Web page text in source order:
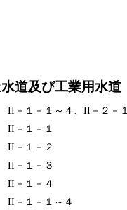
道及び工業用水道
II－１－１～４、II－２－
II－１－１
II－１－２
II－１－３
II－１－４
II－１－１～４